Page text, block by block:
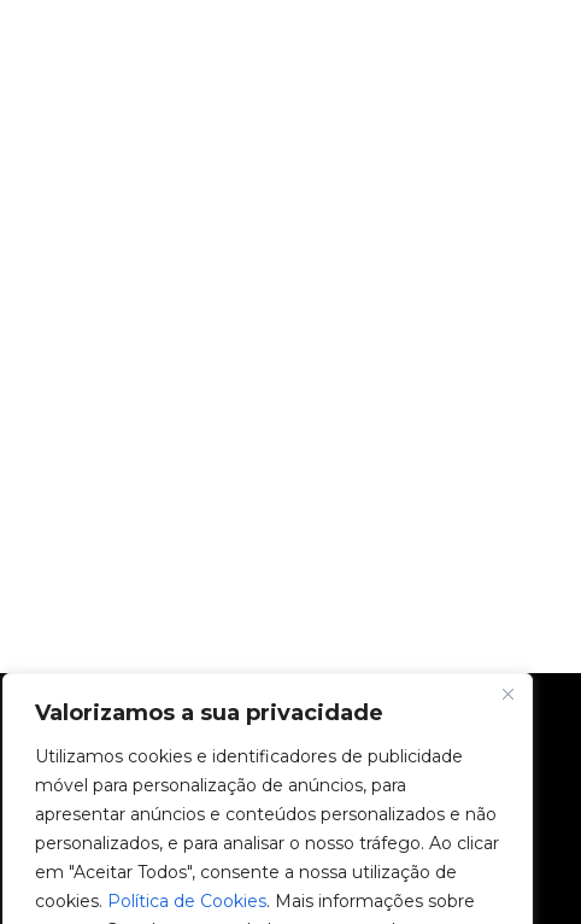
Valorizamos a sua privacidade
Utilizamos cookies e identificadores de publicidade
móvel para personalização de anúncios, para
apresentar anúncios e conteúdos personalizados e não
personalizados, e para analisar o nosso tráfego. Ao clicar
em "Aceitar Todos", consente a nossa utilização de
cookies. Política de Cookies. Mais informações sobre
Comunidade V2C
e-Chargers
V2C Cloud